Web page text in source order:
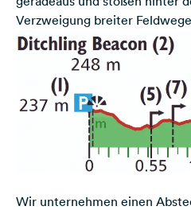
Verzweigung breiter Feldwege
Wir unternehmen einen